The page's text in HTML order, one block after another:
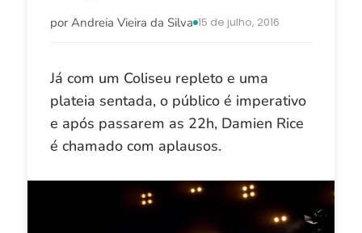
por Andreia Vieira da Silva 15 de julho, 2016
Já com um Coliseu repleto e uma
plateia sentada, o público é imperativo
e após passarem as 22h, Damien Rice
é chamado com aplausos.